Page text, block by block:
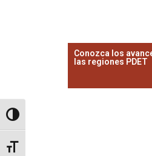
Alternar alto contraste
Alternar tamaño de letra
Conozca los
las regiones PDET